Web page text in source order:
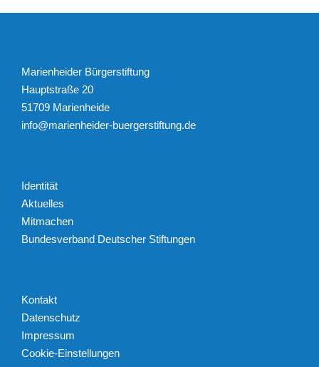
Marienheider Bürgerstiftung
Hauptstraße 20
51709 Marienheide
info@marienheider-buergerstiftung.de
Identität
Aktuelles
Mitmachen
Bundesverband Deutscher Stiftungen
Kontakt
Datenschutz
Impressum
Cookie-Einstellungen